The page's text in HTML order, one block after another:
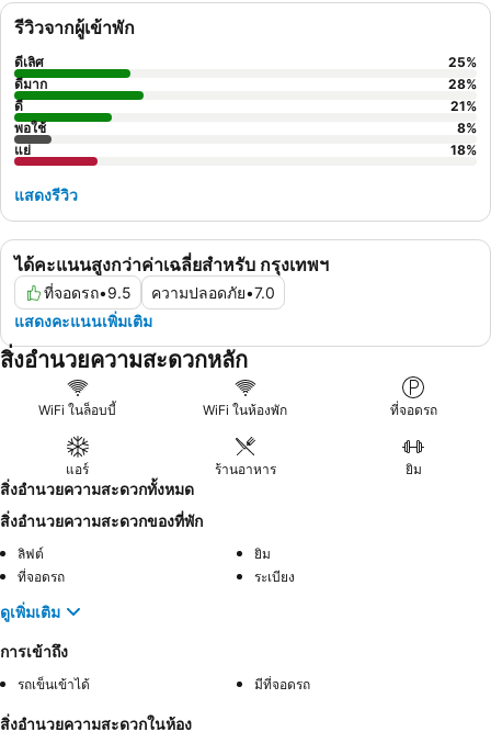
ได้คะแนนสูงกว่าค่าเฉลี่ยสำหรับ กรุงเทพฯ
ที่จอดรถ•9.5 ความปลอดภัย•7.0
แสดงคะแนนเพิ่มเติม
รีวิวจากผู้เข้าพัก
ดีเลิศ 25%
ดีมาก
28%
ดี
21%
พอใช้
8%
แย่
18%
แสดงรีวิว
สิ่งอำนวยความสะดวกหลัก
WiFi ในล็อบบี้ WiFi ในห้องพัก ที่จอดรถ
แอร์ ร้านอาหาร ยิม
สิ่งอำนวยความสะดวกทั้งหมด
สิ่งอำนวยความสะดวกของที่พัก
ลิฟต์
ยิม
ที่จอดรถ
ระเบียง
ดูเพิ่มเติม
การเข้าถึง
รถเข็นเข้าได้ มีที่จอดรถ
สิ่งอำนวยความสะดวกในห้อง